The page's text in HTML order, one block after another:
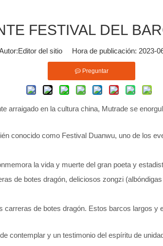
FESTIVAL DEL
del sitio Hora de publicación:
Preguntar
arraigado en la cultura china, Mutrade se
conocido como Festival Duanwu, uno de los
la vida y muerte del gran poeta y
de botes dragón, deliciosos zongzi
de botes dragón. Estos barcos largos
contemplar y un testimonio del espíritu de